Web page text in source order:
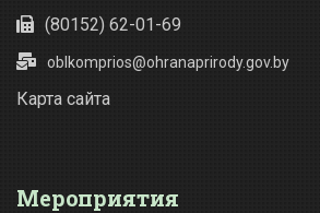
(80152) 62-01-69
oblkomprios@ohranaprirody.gov.by
Карта сайта
Мероприятия